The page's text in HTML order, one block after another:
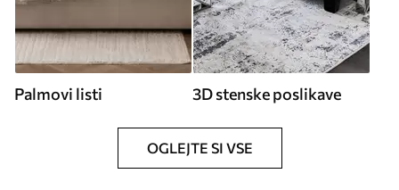
Palmovi listi 3D stenske poslikave
OGLEJTE SI VSE